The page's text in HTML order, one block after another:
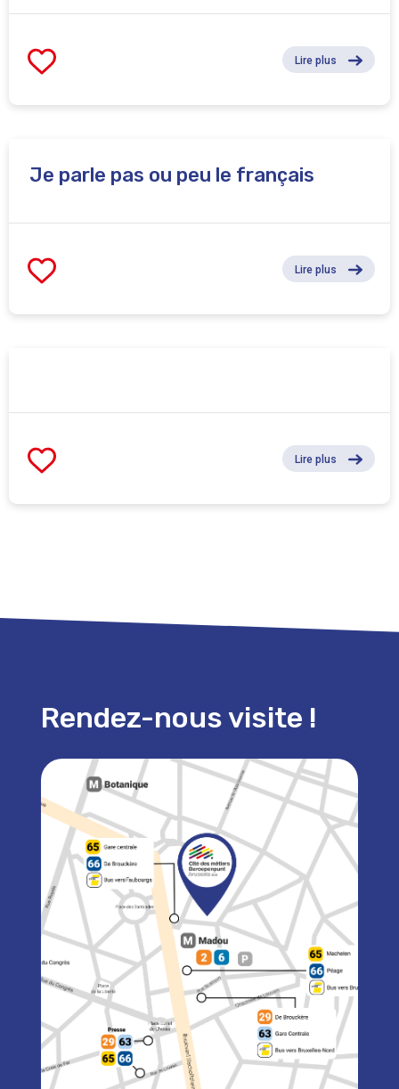
Lire plus
Je parle pas ou peu le français
Lire plus
Lire plus
Rendez-nous visite !